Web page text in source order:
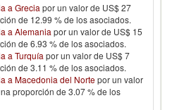
a Grecia por un valor de US$ 27
de 12.99 % de los asociados.
a Alemania por un valor de US$ 15
de 6.93 % de los asociados.
a Turquía por un valor de US$ 7
de 3.11 % de los asociados.
a Macedonia del Nortepor un valor
proporción de 3.07 % de los